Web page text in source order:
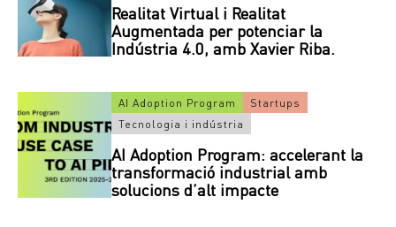
Realitat Virtual i Realitat
Augmentada per potenciar la
Indústria 4.0, amb Xavier Riba.
AI Adoption Program
Startups
Tecnologia i indústria
AI Adoption Program: accelerant la
transformació industrial amb
solucions d’alt impacte